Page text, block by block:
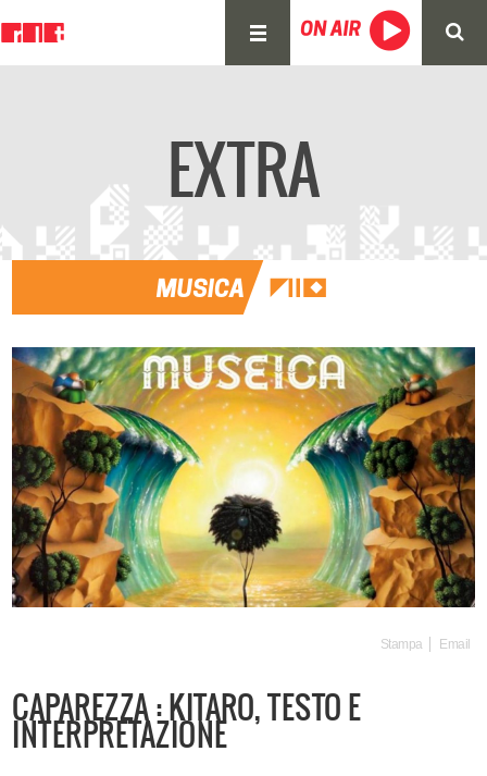
EXTRA
Stampa Email
CAPAREZZA : KITARO, TESTO E
INTERPRETAZIONE